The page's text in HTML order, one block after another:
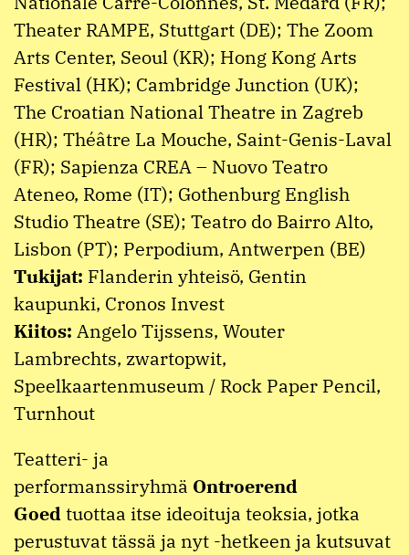
Theater RAMPE, Stuttgart (DE); The Zoom
Arts Center, Seoul (KR); Hong Kong Arts
Festival (HK); Cambridge Junction (UK);
The Croatian National Theatre in Zagreb
(HR); Théâtre La Mouche, Saint-Genis-Laval
(FR); Sapienza CREA – Nuovo Teatro
Ateneo, Rome (IT); Gothenburg English
Studio Theatre (SE); Teatro do Bairro Alto,
Lisbon (PT); Perpodium, Antwerpen (BE)
Tukijat: Flanderin yhteisö, Gentin
kaupunki, Cronos Invest
Kiitos: Angelo Tijssens, Wouter
Lambrechts, zwartopwit,
Speelkaartenmuseum / Rock Paper Pencil,
Turnhout
Teatteri- ja
performanssiryhmä Ontroerend
Goedtuottaa itse ideoituja teoksia, jotka
perustuvat tässä ja nyt -hetkeen ja kutsuvat